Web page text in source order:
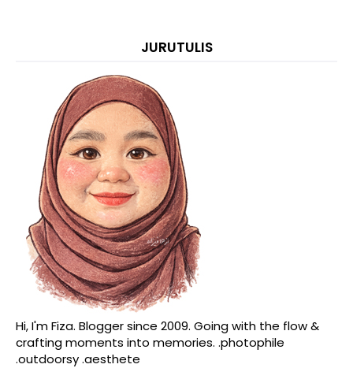
JURUTULIS
Hi, I'm Fiza. Blogger since 2009. Going with the flow &
crafting moments into memories. .photophile
.outdoorsy .aesthete